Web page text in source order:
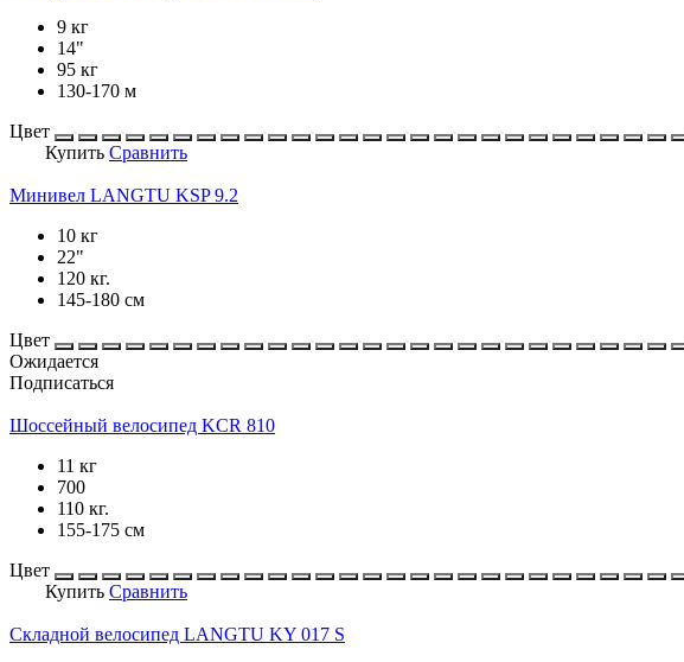
9 кг
14"
95 кг
130-170 м
Цвет
Купить Сравнить
Минивел LANGTU KSP 9.2
10 кг
22"
120 кг.
145-180 см
Цвет
Ожидается
Подписаться
Шоссейный велосипед KCR 810
11 кг
700
110 кг.
155-175 см
Цвет
Купить Сравнить
Складной велосипед LANGTU KY 017 S